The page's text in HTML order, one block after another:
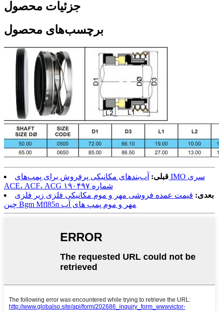
جزئیات محصول
برچسب‌های محصول
قبلی: آب‌بندهای مکانیکی پرفروش برای پمپ‌های IMO سری
ACE، ACF، ACG شماره ۱۹۰۴۹۷
بعدی: قیمت عمده فروشی مهر و موم مکانیکی فلزی زیر فلزی
چین Bgm Mfl85n مهر و موم پمپ های آب